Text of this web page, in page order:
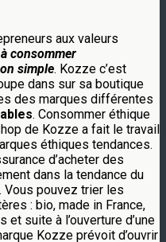
aux valeurs
consommer
simple. Kozze c’est
dans sur sa boutique
des marques différentes
. Consommer éthique
de Kozze a fait le travail
éthiques tendances.
d’acheter des
dans la tendance du
Vous pouvez trier les
: bio, made in France,
suite à l’ouverture d’une
Kozze prévoit d’ouvrir